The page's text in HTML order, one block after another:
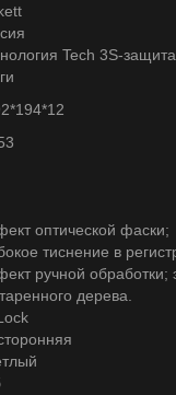
Tech 3S-
оптической фаски;
тиснение в
ручной обработки;
дерева.